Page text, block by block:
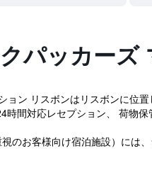
パッカーズ
ョン リスボンはリスボンに位
間対応レセプション、 荷物保
のお客様向け宿泊施設）には